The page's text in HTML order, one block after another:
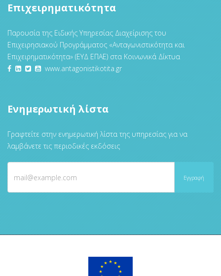
Επιχειρηματικότητα
Παρουσία της Ειδικής Υπηρεσίας Διαχείρισης του
Επιχειρησιακού Προγράμματος «Ανταγωνιστικότητα και
Επιχειρηματικότητα» (ΕΥΔ ΕΠΑΕ) στα Κοινωνικά Δίκτυα
www.antagonistikotita.gr
Ενημερωτική λίστα
Γραφτείτε στην ενημερωτική λίστα της υπηρεσίας για να
λαμβάνετε τις περιοδικές εκδόσεις